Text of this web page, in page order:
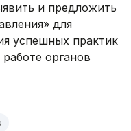
и предложить
для
успешных практик
органов